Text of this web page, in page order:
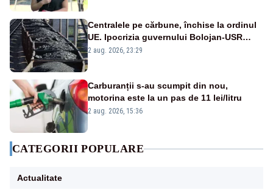
Centralele pe cărbune, închise la ordinul
UE. Ipocrizia guvernului Bolojan-USR
după starea de alertă
2 aug. 2026, 23:29
Carburanții s-au scumpit din nou,
motorina este la un pas de 11 lei/litru
2 aug. 2026, 15:36
CATEGORII POPULARE
Actualitate